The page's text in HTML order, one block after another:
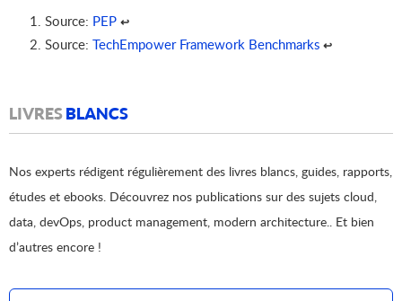
Source: PEP ↩︎
Source: TechEmpower Framework Benchmarks ↩︎
LIVRESBLANCS
Nos experts rédigent régulièrement des livres blancs, guides, rapports,
études et ebooks. Découvrez nos publications sur des sujets cloud,
data, devOps, product management, modern architecture.. Et bien
d’autres encore !